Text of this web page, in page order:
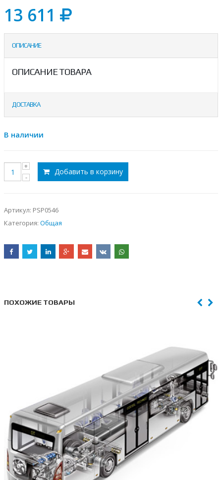
13 611
ОПИСАНИЕ
ОПИСАНИЕ ТОВАРА
ДОСТАВКА
В наличии
Добавить в корзину
Артикул: PSP0546
Категория: Общая
ПОХОЖИЕ ТОВАРЫ